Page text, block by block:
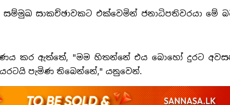
සම්මුඛ සාකච්ඡාවකට එක්වෙමින් ජනාධිපතිවරයා මේ
කර ඇත්තේ, "මම හිතන්නේ එය බොහෝ දුරට
පැමිණ තිබෙන්නේ," යනුවෙන්.